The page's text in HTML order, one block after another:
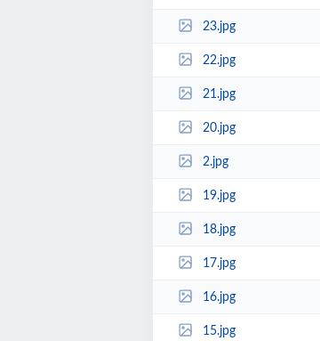
23.jpg
22.jpg
21.jpg
20.jpg
2.jpg
19.jpg
18.jpg
17.jpg
16.jpg
15.jpg